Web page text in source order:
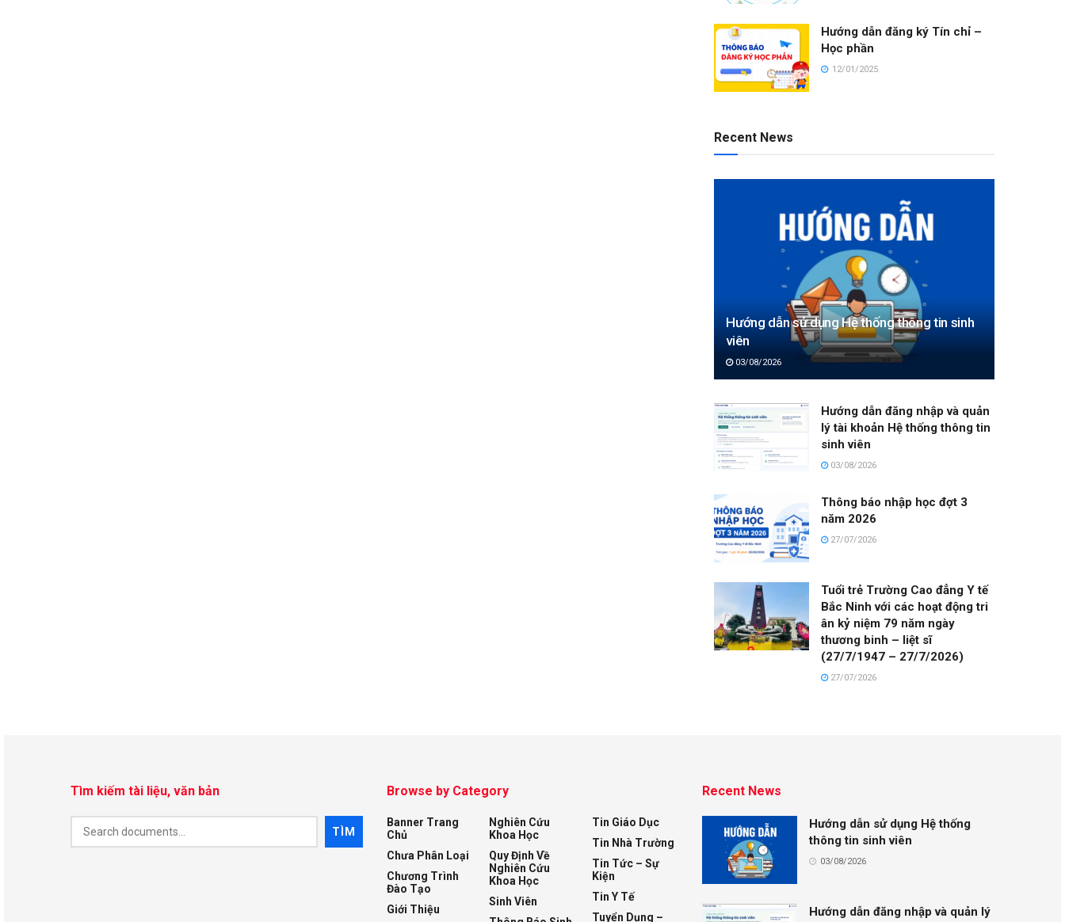
Hướng dẫn đăng ký Tín chỉ –
Học phần
12/01/2025
Recent News
Hướng dẫn sử dụng Hệ thống thông tin sinh
viên
03/08/2026
Hướng dẫn đăng nhập và quản
lý tài khoản Hệ thống thông tin
sinh viên
03/08/2026
Thông báo nhập học đợt 3
năm 2026
27/07/2026
Tuổi trẻ Trường Cao đẳng Y tế
Bắc Ninh với các hoạt động tri
ân kỷ niệm 79 năm ngày
thương binh – liệt sĩ
(27/7/1947 – 27/7/2026)
27/07/2026
Tìm kiếm tài liệu, văn bản
TÌM
Browse by Category
Banner Trang
Chủ
Chưa Phân Loại
Chương Trình
Đào Tạo
Giới Thiệu
Nghiên Cứu
Khoa Học
Quy Định Về
Nghiên Cứu
Khoa Học
Sinh Viên
Tin Giáo Dục
Tin Nhà Trường
Tin Tức – Sự
Kiện
Tin Y Tế
Tuyển Dụng –
Recent News
Hướng dẫn sử dụng Hệ thống
thông tin sinh viên
03/08/2026
Hướng dẫn đăng nhập và quản lý